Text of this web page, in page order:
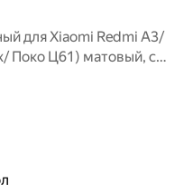
для Xiaomi Redmi A3/
Поко Ц61) матовый, с